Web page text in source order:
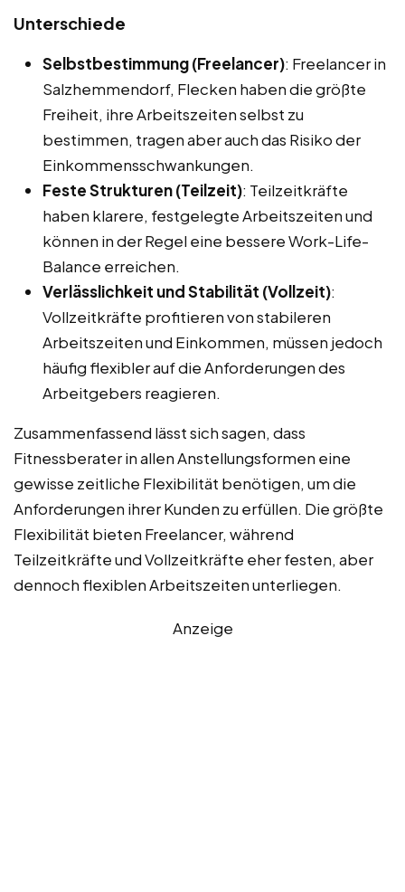
Unterschiede
Selbstbestimmung (Freelancer): Freelancer in
Salzhemmendorf, Flecken haben die größte
Freiheit, ihre Arbeitszeiten selbst zu
bestimmen, tragen aber auch das Risiko der
Einkommensschwankungen.
Feste Strukturen (Teilzeit): Teilzeitkräfte
haben klarere, festgelegte Arbeitszeiten und
können in der Regel eine bessere Work-Life-
Balance erreichen.
Verlässlichkeit und Stabilität (Vollzeit):
Vollzeitkräfte profitieren von stabileren
Arbeitszeiten und Einkommen, müssen jedoch
häufig flexibler auf die Anforderungen des
Arbeitgebers reagieren.
Zusammenfassend lässt sich sagen, dass
Fitnessberater in allen Anstellungsformen eine
gewisse zeitliche Flexibilität benötigen, um die
Anforderungen ihrer Kunden zu erfüllen. Die größte
Flexibilität bieten Freelancer, während
Teilzeitkräfte und Vollzeitkräfte eher festen, aber
dennoch flexiblen Arbeitszeiten unterliegen.
Anzeige